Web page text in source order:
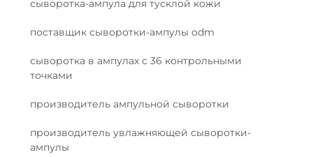
сыворотка-ампула для тусклой кожи
поставщик сыворотки-ампулы odm
сыворотка в ампулах с 36 контрольными
точками
производитель ампульной сыворотки
производитель увлажняющей сыворотки-
ампулы